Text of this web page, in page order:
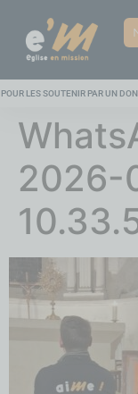
POUR LES SOUTENIR PAR UN
2026-